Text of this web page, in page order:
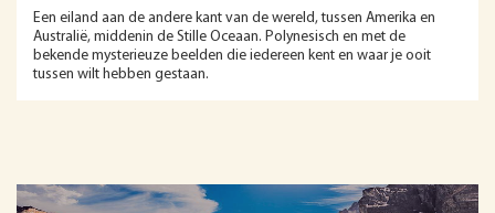
Een eiland aan de andere kant van de wereld, tussen Amerika en
Australië, middenin de Stille Oceaan. Polynesisch en met de
bekende mysterieuze beelden die iedereen kent en waar je ooit
tussen wilt hebben gestaan.